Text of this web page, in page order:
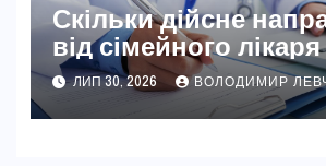
Скільки дійсне
від сімейного лікаря
ЛИП 30, 2026 ВОЛОДИМИР